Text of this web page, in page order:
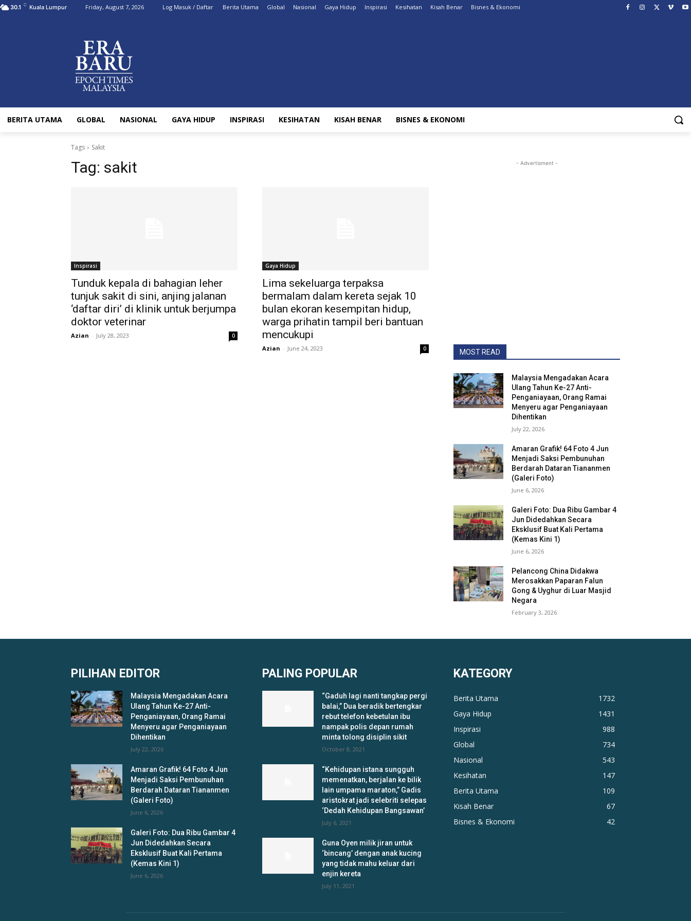
30.1 C Kuala Lumpur Friday, August 7, 2026 Log Masuk / Daftar Berita Utama Global Nasional Gaya Hidup Inspirasi Kesihatan Kisah Benar Bisnes & Ekonomi
BERITA UTAMA GLOBAL NASIONAL GAYA HIDUP INSPIRASI KESIHATAN KISAH BENAR BISNES & EKONOMI
Tags Sakit
Tag: sakit
Inspirasi
Tunduk kepala di bahagian leher
tunjuk sakit di sini, anjing jalanan
‘daftar diri’ di klinik untuk berjumpa
doktor veterinar
Azian - July 28, 2023 0
Gaya Hidup
Lima sekeluarga terpaksa
bermalam dalam kereta sejak 10
bulan ekoran kesempitan hidup,
warga prihatin tampil beri bantuan
mencukupi
Azian - June 24, 2023 0
- Advertisment -
MOST READ
Malaysia Mengadakan Acara
Ulang Tahun Ke-27 Anti-
Penganiayaan, Orang Ramai
Menyeru agar Penganiayaan
Dihentikan
July 22, 2026
Amaran Grafik! 64 Foto 4 Jun
Menjadi Saksi Pembunuhan
Berdarah Dataran Tiananmen
(Galeri Foto)
June 6, 2026
Galeri Foto: Dua Ribu Gambar 4
Jun Didedahkan Secara
Eksklusif Buat Kali Pertama
(Kemas Kini 1)
June 6, 2026
Pelancong China Didakwa
Merosakkan Paparan Falun
Gong & Uyghur di Luar Masjid
Negara
February 3, 2026
PILIHAN EDITOR
Malaysia Mengadakan Acara
Ulang Tahun Ke-27 Anti-
Penganiayaan, Orang Ramai
Menyeru agar Penganiayaan
Dihentikan
July 22, 2026
Amaran Grafik! 64 Foto 4 Jun
Menjadi Saksi Pembunuhan
Berdarah Dataran Tiananmen
(Galeri Foto)
June 6, 2026
Galeri Foto: Dua Ribu Gambar 4
Jun Didedahkan Secara
Eksklusif Buat Kali Pertama
(Kemas Kini 1)
June 6, 2026
PALING POPULAR
“Gaduh lagi nanti tangkap pergi
balai,” Dua beradik bertengkar
rebut telefon kebetulan ibu
nampak polis depan rumah
minta tolong disiplin sikit
October 8, 2021
“Kehidupan istana sungguh
memenatkan, berjalan ke bilik
lain umpama maraton,” Gadis
aristokrat jadi selebriti selepas
‘Dedah Kehidupan Bangsawan’
July 6, 2021
Guna Oyen milik jiran untuk
‘bincang’ dengan anak kucing
yang tidak mahu keluar dari
enjin kereta
July 11, 2021
KATEGORY
Berita Utama
1732
Gaya Hidup
1431
Inspirasi
988
Global
734
Nasional
543
Kesihatan
147
Berita Utama
109
Kisah Benar
67
Bisnes & Ekonomi
42